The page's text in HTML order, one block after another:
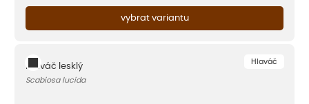
vybrat variantu
Hlaváč
Hlaváč lesklý
Scabiosa lucida